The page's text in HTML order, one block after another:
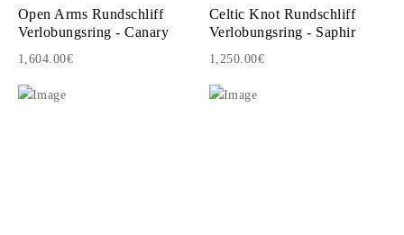
Open Arms Rundschliff
Verlobungsring - Canary
1,604.00€
Celtic Knot Rundschliff
Verlobungsring - Saphir
1,250.00€